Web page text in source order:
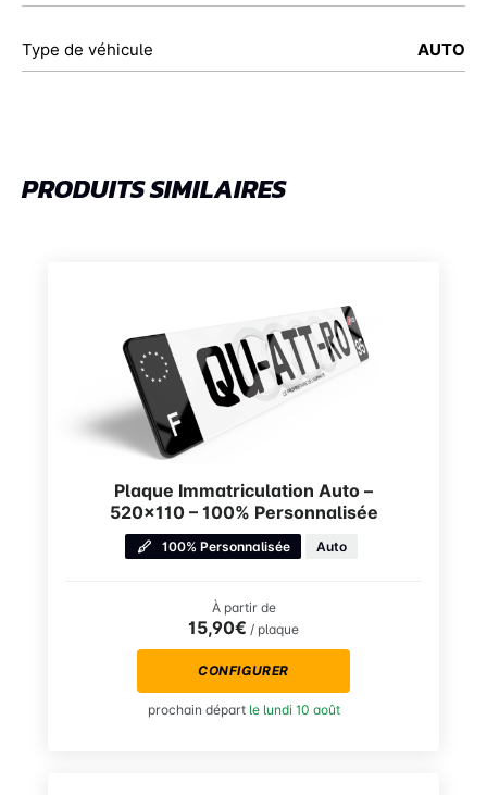
Type de véhicule AUTO
PRODUITS SIMILAIRES
Plaque Immatriculation Auto –
520×110 – 100% Personnalisée
100% Personnalisée Auto
À partir de
15,90€ / plaque
CONFIGURER
prochain départ le lundi 10 août